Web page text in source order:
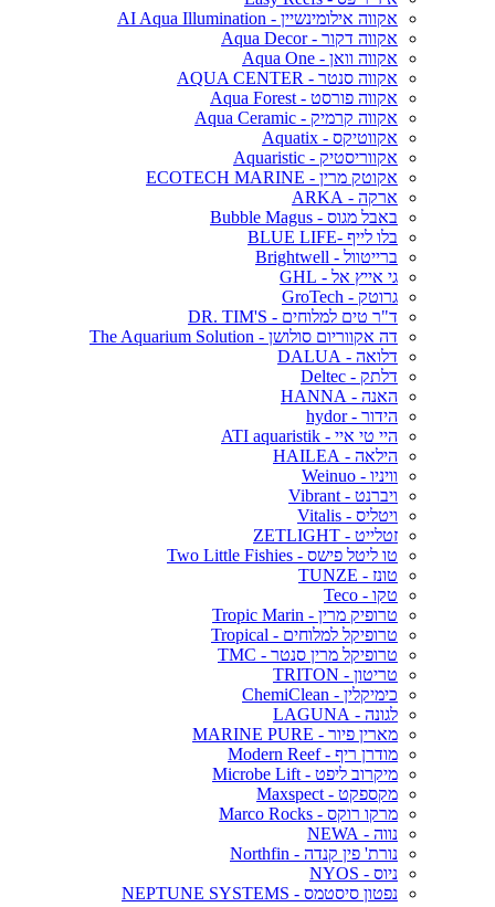
אקווה אילומינשיין - AI Aqua Illumination
אקווה דקור - Aqua Decor
אקווה וואן - Aqua One
אקווה סנטר - AQUA CENTER
אקווה פורסט - Aqua Forest
אקווה קרמיק - Aqua Ceramic
אקווטיקס - Aquatix
אקווריסטיק - Aquaristic
אקוטק מרין - ECOTECH MARINE
ארקה - ARKA
באבל מגוס - Bubble Magus
בלו לייף -BLUE LIFE
ברייטוול - Brightwell
גי אייץ אל - GHL
גרוטק - GroTech
ד"ר טים למלוחים - DR. TIM'S
דה אקווריום סולושן - The Aquarium Solution
דלואה - DALUA
דלתק - Deltec
האנה - HANNA
הידור - hydor
היי טי איי - ATI aquaristik
הילאה - HAILEA
וויניו - Weinuo
ויברנט - Vibrant
ויטליס - Vitalis
זטלייט - ZETLIGHT
טו ליטל פישס - Two Little Fishies
טונז - TUNZE
טקו - Teco
טרופיק מרין - Tropic Marin
טרופיקל למלוחים - Tropical
טרופיקל מרין סנטר - TMC
טריטון - TRITON
כימיקלין - ChemiClean
לגונה - LAGUNA
מארין פיור - MARINE PURE
מודרן ריף - Modern Reef
מיקרוב ליפט - Microbe Lift
מקספקט - Maxspect
מרקו רוקס - Marco Rocks
נווה - NEWA
נורת' פין קנדה - Northfin
ניוס - NYOS
נפטון סיסטמס - NEPTUNE SYSTEMS